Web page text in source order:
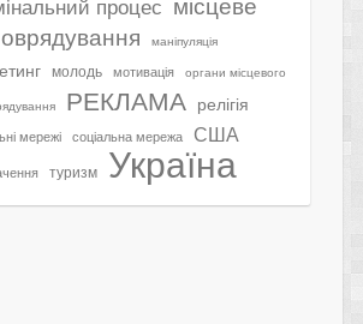
процес місцеве
маніпуляція
молодь мотивація органи місцевого
РЕКЛАМА релігія
мережі соціальна мережа США
туризм Україна